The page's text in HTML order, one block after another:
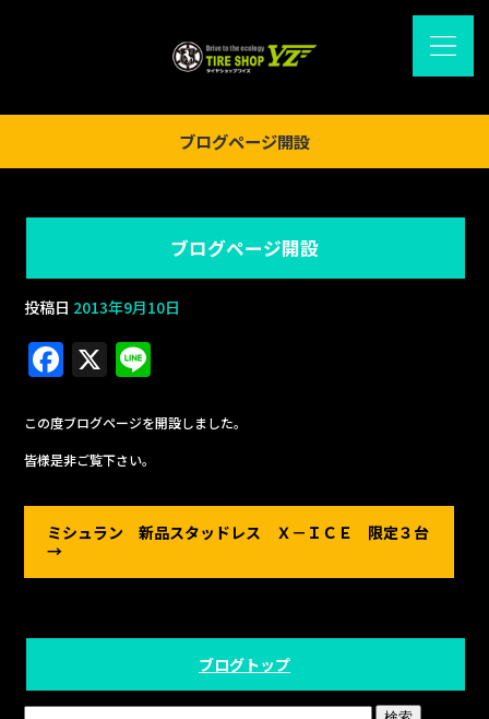
ブログページ開設
ブログページ開設
投稿日 2013年9月10日
F
c
e
b
o
o
X
e
この度ブログページを開設しました。
皆様是非ご覧下さい。
ミシュラン 新品スタッドレス Ｘ－ＩＣＥ 限定３台
→
ブログトップ